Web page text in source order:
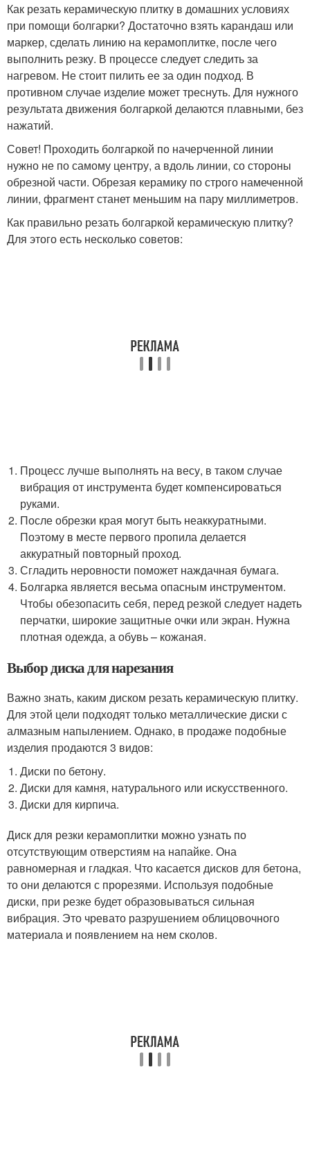
Как резать керамическую плитку в домашних условиях
при помощи болгарки? Достаточно взять карандаш или
маркер, сделать линию на керамоплитке, после чего
выполнить резку. В процессе следует следить за
нагревом. Не стоит пилить ее за один подход. В
противном случае изделие может треснуть. Для нужного
результата движения болгаркой делаются плавными, без
нажатий.
Совет! Проходить болгаркой по начерченной линии
нужно не по самому центру, а вдоль линии, со стороны
обрезной части. Обрезая керамику по строго намеченной
линии, фрагмент станет меньшим на пару миллиметров.
Как правильно резать болгаркой керамическую плитку?
Для этого есть несколько советов:
Процесс лучше выполнять на весу, в таком случае
вибрация от инструмента будет компенсироваться
руками.
После обрезки края могут быть неаккуратными.
Поэтому в месте первого пропила делается
аккуратный повторный проход.
Сгладить неровности поможет наждачная бумага.
Болгарка является весьма опасным инструментом.
Чтобы обезопасить себя, перед резкой следует надеть
перчатки, широкие защитные очки или экран. Нужна
плотная одежда, а обувь – кожаная.
Выбор диска для нарезания
Важно знать, каким диском резать керамическую плитку.
Для этой цели подходят только металлические диски с
алмазным напылением. Однако, в продаже подобные
изделия продаются 3 видов:
Диски по бетону.
Диски для камня, натурального или искусственного.
Диски для кирпича.
Диск для резки керамоплитки можно узнать по
отсутствующим отверстиям на напайке. Она
равномерная и гладкая. Что касается дисков для бетона,
то они делаются с прорезями. Используя подобные
диски, при резке будет образовываться сильная
вибрация. Это чревато разрушением облицовочного
материала и появлением на нем сколов.